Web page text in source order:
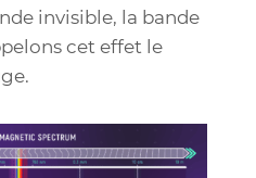
invisible, la bande
cet effet le